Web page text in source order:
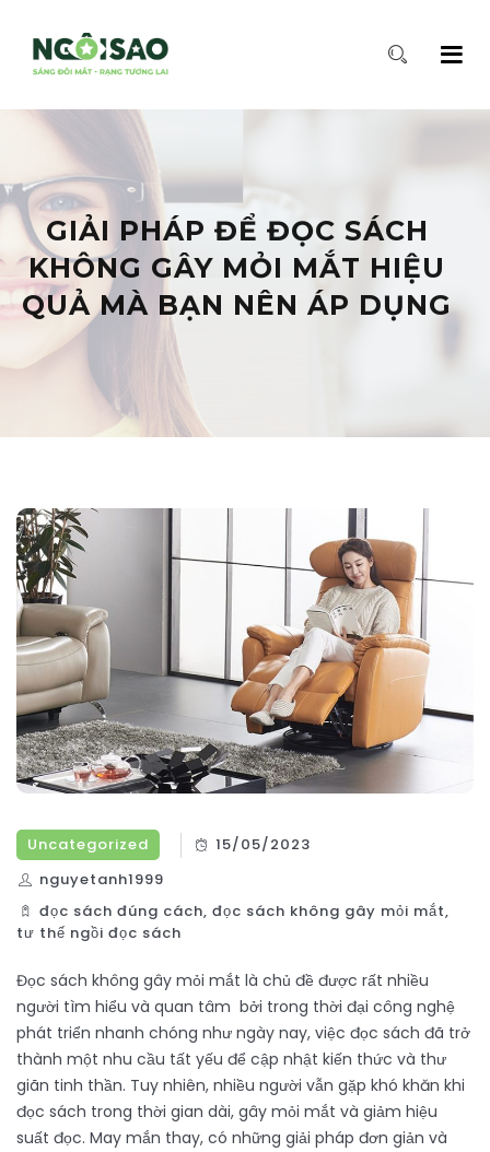
GIẢI PHÁP ĐỂ ĐỌC SÁCH
KHÔNG GÂY MỎI MẮT HIỆU
QUẢ MÀ BẠN NÊN ÁP DỤNG
Uncategorized
15/05/2023
nguyetanh1999
đọc sách đúng cách, đọc sách không gây mỏi mắt,
tư thế ngồi đọc sách
Đọc sách không gây mỏi mắt là chủ đề được rất nhiều
người tìm hiểu và quan tâm bởi trong thời đại công nghệ
phát triển nhanh chóng như ngày nay, việc đọc sách đã trở
thành một nhu cầu tất yếu để cập nhật kiến thức và thư
giãn tinh thần. Tuy nhiên, nhiều người vẫn gặp khó khăn khi
đọc sách trong thời gian dài, gây mỏi mắt và giảm hiệu
suất đọc. May mắn thay, có những giải pháp đơn giản và